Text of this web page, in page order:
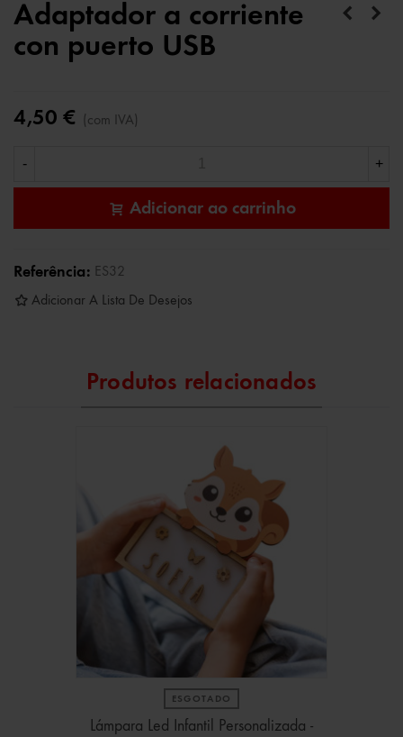
Adaptador a corriente
con puerto USB
4,50 € (com IVA)
- +
Adicionar ao carrinho
Referência: ES32
Adicionar A Lista De Desejos
Produtos relacionados
ESGOTADO
Lámpara Led Infantil Personalizada -